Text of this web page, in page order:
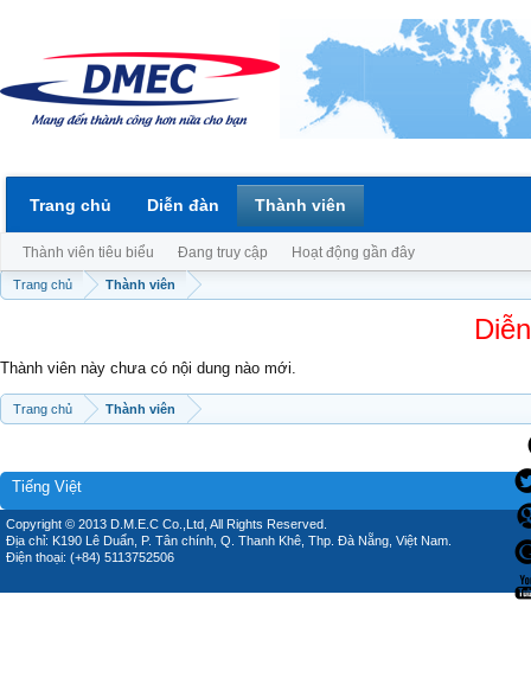
Trang chủ Thành viên
Thành viên này chưa có nội dung nào mới.
Trang chủ Thành viên
Trang chủ Diễn đàn Thành viên
Thành viên tiêu biểu Đang truy cập Hoạt động gần đây
Tiếng Việt
Copyright © 2013 D.M.E.C Co.,Ltd, All Rights Reserved.
Địa chỉ: K190 Lê Duẩn, P. Tân chính, Q. Thanh Khê, Thp. Đà Nẵng, Việt Nam.
Điện thoại: (+84) 5113752506